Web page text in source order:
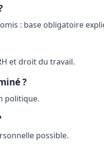
: base obligatoire
et droit du travail.
?
politique.
possible.